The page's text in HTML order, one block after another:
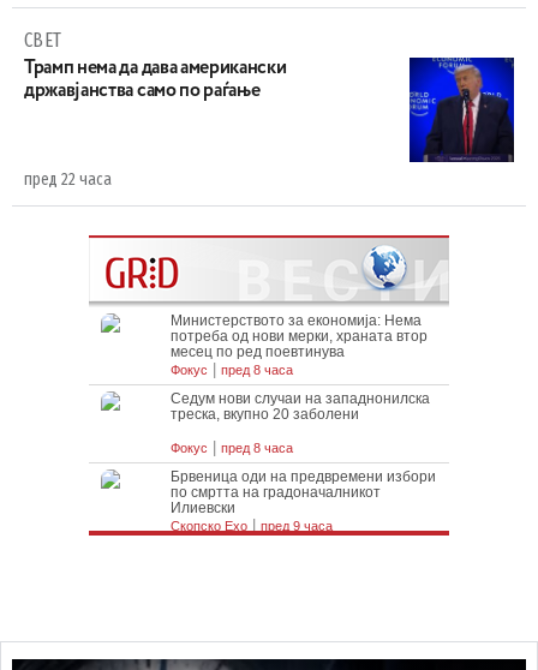
СВЕТ
Трамп нема да дава американски
државјанства само по раѓање
пред 22 часа